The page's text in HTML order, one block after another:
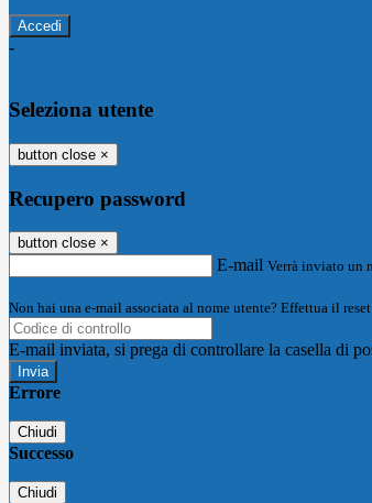
-
Seleziona utente
button close ×
Recupero password
button close ×
E-mail Verrà inviato un
Non hai una e-mail associata al nome utente? Effettua il
E-mail inviata, si prega di controllare la casella di
Errore
Chiudi
Successo
Chiudi